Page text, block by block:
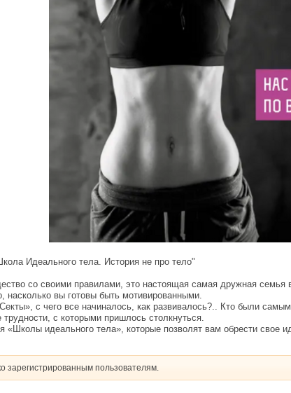
Идеального тела. История не про тело"
со своими правилами, это настоящая самая дружная
насколько вы готовы быть мотивированными.
с чего все начиналось, как развивалось?.. Кто были
трудности, с которыми пришлось столкнуться.
«Школы идеального тела», которые позволят вам обрести свое
зарегистрированным пользователям.